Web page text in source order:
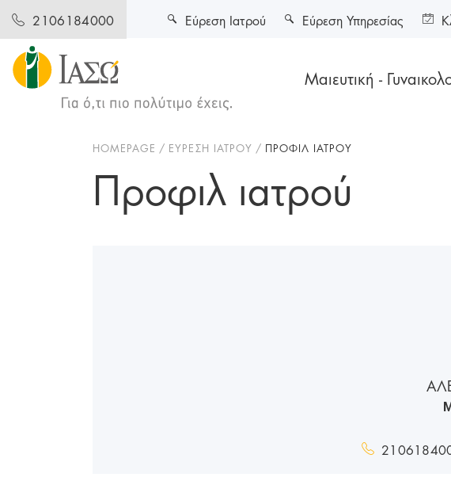
2106184000
Μαιευτική -
Εύρεση Ιατρού Εύρεση Υπηρεσίας
HOMEPAGE ΕΥΡΕΣΗ ΙΑΤΡΟΥ ΠΡΟΦΙΛ ΙΑΤΡΟΥ
Προφιλ ιατρού